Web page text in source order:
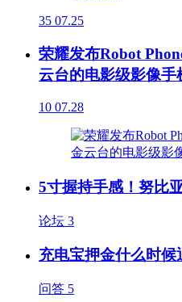
35 07.25
荣耀发布Robot
云台的电影级影像手
10 07.28
5寸握持手感！努比
论坛 3
充电宝押金什么时候
问答 5